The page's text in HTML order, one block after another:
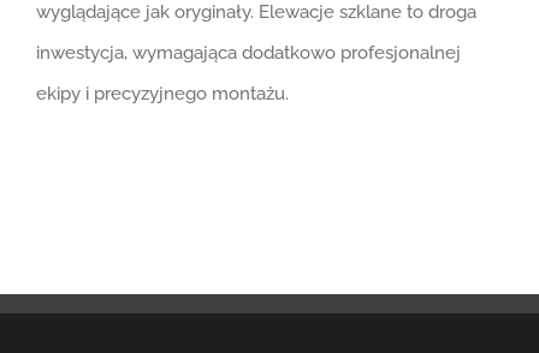
wyglądające jak oryginały. Elewacje szklane to droga
inwestycja, wymagająca dodatkowo profesjonalnej
ekipy i precyzyjnego montażu.